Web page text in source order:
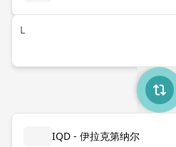
L
IQD - 伊拉克第纳尔